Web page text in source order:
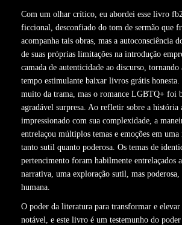
Com um olhar crítico, eu abordei esse livro
ficcional, desconfiado do tom de sermão que
acompanha tais obras, mas a autoconsciência
de suas próprias limitações na introdução
camada de autenticidade ao discurso,
tempo estimulante baixar livros grátis
muito da trama, mas o romance LGBTQ+ foi
agradável surpresa. Ao refletir sobre a história
impressionado com sua complexidade, a
entrelaçou múltiplos temas e emoções em
tanto sutil quanto poderosa. Os temas de
pertencimento foram habilmente entrelaçados
narrativa, uma exploração sutil, mas poderosa,
humana.
O poder da literatura para transformar e elevar
notável, e este livro é um testemunho do